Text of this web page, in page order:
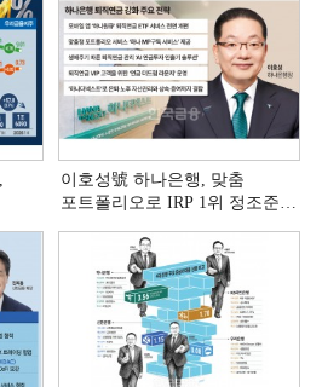
이호성號 하나은행, 맞춤
포트폴리오로 IRP 1위 정조준